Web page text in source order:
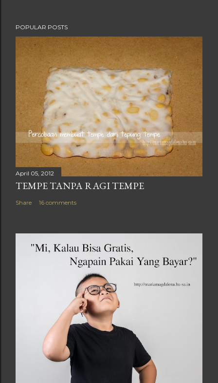
POPULAR POSTS
April 05, 2012
TEMPE TANPA RAGI TEMPE
Share 16 comments